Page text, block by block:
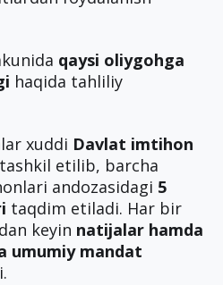
qaysi oliygohga
haqida tahliliy
xuddi Davlat imtihon
etilib, barcha
andozasidagi 5
taqdim etiladi. Har bir
keyin natijalar hamda
umumiy mandat